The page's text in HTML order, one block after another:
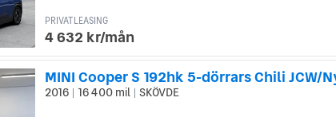
PRIVATLEASING
4 632 kr/mån
2016 16 400 mil SKÖVDE